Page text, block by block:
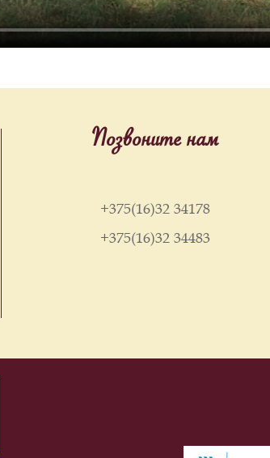
Позвоните нам
+375(16)32 34178
+375(16)32 34483